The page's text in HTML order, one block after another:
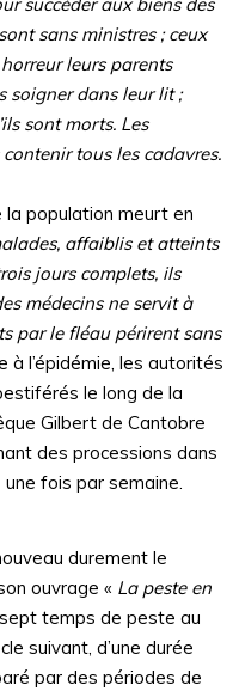
sans ministres ; ceux
leurs parents
soigner dans leur lit ;
sont morts. Les
tous les cadavres.
la population meurt en
affaiblis et atteints
jours complets, ils
médecins ne servit à
par le fléau périrent sans
à l’épidémie, les autorités
le long de la
Gilbert de Cantobre
des processions dans
une fois par semaine.
durement le
ouvrage « La peste en
temps de peste au
suivant, d’une durée
par des périodes de